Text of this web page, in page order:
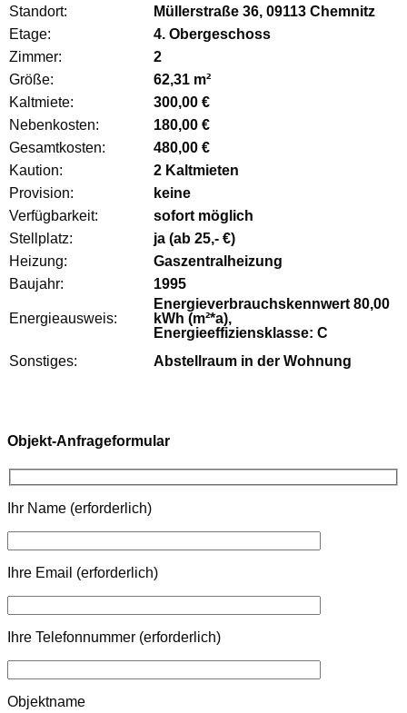
Standort:
Müllerstraße 36, 09113 Chemnitz
Etage:
4. Obergeschoss
Zimmer:
2
Größe:
62,31 m²
Kaltmiete:
300,00 €
Nebenkosten:
180,00 €
Gesamtkosten:
480,00 €
Kaution:
2 Kaltmieten
Provision:
keine
Verfügbarkeit:
sofort möglich
Stellplatz:
ja (ab 25,- €)
Heizung:
Gaszentralheizung
Baujahr:
1995
Energieausweis:
Energieverbrauchskennwert 80,00
kWh (m²*a),
Energieeffiziensklasse: C
Sonstiges:
Abstellraum in der Wohnung
Objekt-Anfrageformular
Ihr Name (erforderlich)
Ihre Email (erforderlich)
Ihre Telefonnummer (erforderlich)
Objektname